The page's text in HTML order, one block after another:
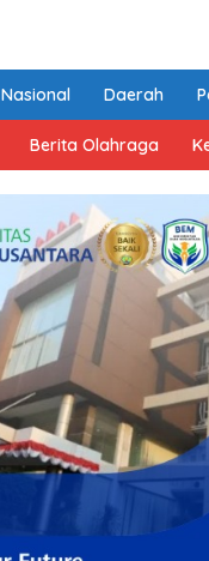
Nasional Daerah
Berita Olahraga